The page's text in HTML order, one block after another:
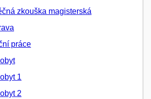
zkouška magisterská
práce
1
2